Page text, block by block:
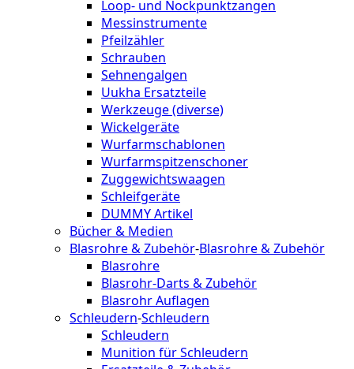
Loop- und Nockpunktzangen
Messinstrumente
Pfeilzähler
Schrauben
Sehnengalgen
Uukha Ersatzteile
Werkzeuge (diverse)
Wickelgeräte
Wurfarmschablonen
Wurfarmspitzenschoner
Zuggewichtswaagen
Schleifgeräte
DUMMY Artikel
Bücher & Medien
Blasrohre & Zubehör-Blasrohre & Zubehör
Blasrohre
Blasrohr-Darts & Zubehör
Blasrohr Auflagen
Schleudern-Schleudern
Schleudern
Munition für Schleudern